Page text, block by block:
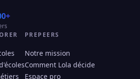
PREPEERS
Notre mission
Comment Lola décide
Espace pro